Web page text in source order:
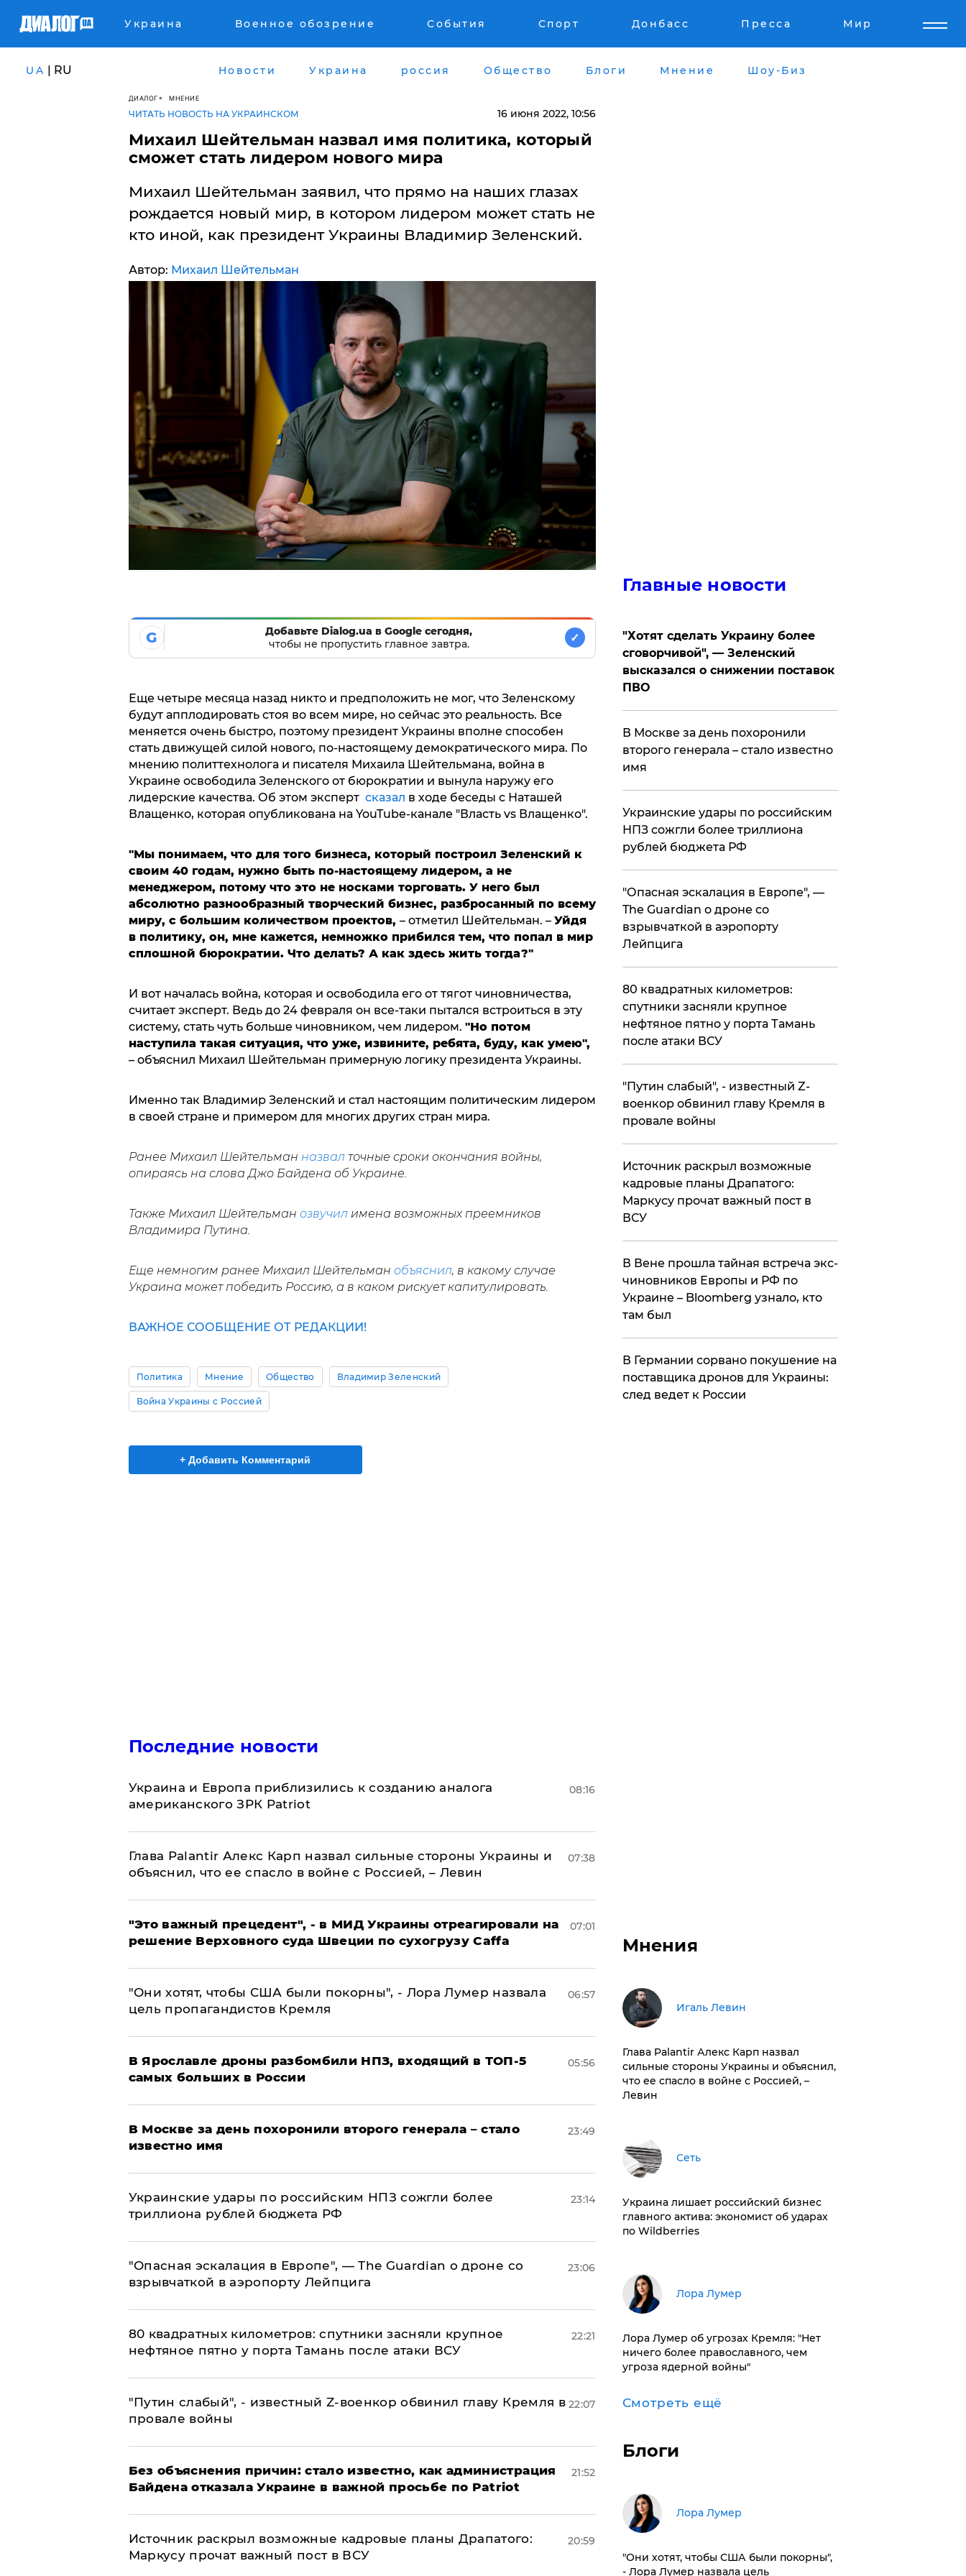
Украина Военное обозрение События Спорт Донбасс Пресса Мир
UA | RU Новости Украина россия Общество Блоги Мнение Шоу-Биз
ДИАЛОГ МНЕНИЕ
ЧИТАТЬ НОВОСТЬ НА УКРАИНСКОМ 16 июня 2022, 10:56
Михаил Шейтельман назвал имя политика, который
сможет стать лидером нового мира
Михаил Шейтельман заявил, что прямо на наших глазах
рождается новый мир, в котором лидером может стать не
кто иной, как президент Украины Владимир Зеленский.
Автор: Михаил Шейтельман
G
Добавьте Dialog.ua в Google сегодня,
чтобы не пропустить главное завтра.
✓
Еще четыре месяца назад никто и предположить не мог, что Зеленскому
будут апплодировать стоя во всем мире, но сейчас это реальность. Все
меняется очень быстро, поэтому президент Украины вполне способен
стать движущей силой нового, по-настоящему демократического мира. По
мнению политтехнолога и писателя Михаила Шейтельмана, война в
Украине освободила Зеленского от бюрократии и вынула наружу его
лидерские качества. Об этом эксперт сказал в ходе беседы с Наташей
Влащенко, которая опубликована на YouTube-канале "Власть vs Влащенко".
"Мы понимаем, что для того бизнеса, который построил Зеленский к
своим 40 годам, нужно быть по-настоящему лидером, а не
менеджером, потому что это не носками торговать. У него был
абсолютно разнообразный творческий бизнес, разбросанный по всему
миру, с большим количеством проектов, – отметил Шейтельман. – Уйдя
в политику, он, мне кажется, немножко прибился тем, что попал в мир
сплошной бюрократии. Что делать? А как здесь жить тогда?"
И вот началась война, которая и освободила его от тягот чиновничества,
считает эксперт. Ведь до 24 февраля он все-таки пытался встроиться в эту
систему, стать чуть больше чиновником, чем лидером. "Но потом
наступила такая ситуация, что уже, извините, ребята, буду, как умею",
– объяснил Михаил Шейтельман примерную логику президента Украины.
Именно так Владимир Зеленский и стал настоящим политическим лидером
в своей стране и примером для многих других стран мира.
Ранее Михаил Шейтельман назвал точные сроки окончания войны,
опираясь на слова Джо Байдена об Украине.
Также Михаил Шейтельман озвучил имена возможных преемников
Владимира Путина.
Еще немногим ранее Михаил Шейтельман объяснил, в какому случае
Украина может победить Россию, а в каком рискует капитулировать.
ВАЖНОЕ СООБЩЕНИЕ ОТ РЕДАКЦИИ!
Политика Мнение Общество Владимир Зеленский
Война Украины с Россией
+ Добавить Комментарий
Последние новости
Украина и Европа приблизились к созданию аналога
американского ЗРК Patriot
08:16
Глава Palantir Алекс Карп назвал сильные стороны Украины и
объяснил, что ее спасло в войне с Россией, – Левин
07:38
"Это важный прецедент", - в МИД Украины отреагировали на
решение Верховного суда Швеции по сухогрузу Caffa
07:01
"Они хотят, чтобы США были покорны", - Лора Лумер назвала
цель пропагандистов Кремля
06:57
В Ярославле дроны разбомбили НПЗ, входящий в ТОП-5
самых больших в России
05:56
В Москве за день похоронили второго генерала – стало
известно имя
23:49
Украинские удары по российским НПЗ сожгли более
триллиона рублей бюджета РФ
23:14
"Опасная эскалация в Европе", — The Guardian о дроне со
взрывчаткой в аэропорту Лейпцига
23:06
80 квадратных километров: спутники засняли крупное
нефтяное пятно у порта Тамань после атаки ВСУ
22:21
​"Путин слабый", - известный Z-военкор обвинил главу Кремля в
провале войны
22:07
Без объяснения причин: стало известно, как администрация
Байдена отказала Украине в важной просьбе по Patriot
21:52
​Источник раскрыл возможные кадровые планы Драпатого:
Маркусу прочат важный пост в ВСУ
20:59
Главные новости
​"Хотят сделать Украину более
сговорчивой", — Зеленский
высказался о снижении поставок
ПВО
В Москве за день похоронили
второго генерала – стало известно
имя
Украинские удары по российским
НПЗ сожгли более триллиона
рублей бюджета РФ
"Опасная эскалация в Европе", —
The Guardian о дроне со
взрывчаткой в аэропорту
Лейпцига
80 квадратных километров:
спутники засняли крупное
нефтяное пятно у порта Тамань
после атаки ВСУ
​"Путин слабый", - известный Z-
военкор обвинил главу Кремля в
провале войны
​Источник раскрыл возможные
кадровые планы Драпатого:
Маркусу прочат важный пост в
ВСУ
В Вене прошла тайная встреча экс-
чиновников Европы и РФ по
Украине – Bloomberg узнало, кто
там был
​В Германии сорвано покушение на
поставщика дронов для Украины:
след ведет к России
Мнения
Игаль Левин
Глава Palantir Алекс Карп назвал
сильные стороны Украины и объяснил,
что ее спасло в войне с Россией, –
Левин
Сеть
​Украина лишает российский бизнес
главного актива: экономист об ударах
по Wildberries
​Лора Лумер
Лора Лумер об угрозах Кремля: "Нет
ничего более православного, чем
угроза ядерной войны"
Смотреть ещё
Блоги
​Лора Лумер
"Они хотят, чтобы США были покорны",
- Лора Лумер назвала цель